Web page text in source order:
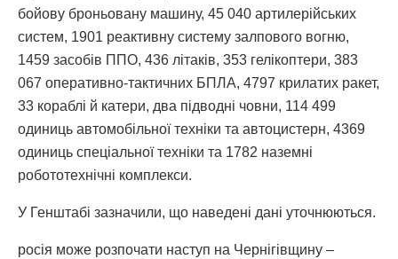
бойову броньовану машину, 45 040 артилерійських
систем, 1901 реактивну систему залпового вогню,
1459 засобів ППО, 436 літаків, 353 гелікоптери, 383
067 оперативно-тактичних БПЛА, 4797 крилатих ракет,
33 кораблі й катери, два підводні човни, 114 499
одиниць автомобільної техніки та автоцистерн, 4369
одиниць спеціальної техніки та 1782 наземні
робототехнічні комплекси.
У Генштабі зазначили, що наведені дані уточнюються.
росія може розпочати наступ на Чернігівщину –